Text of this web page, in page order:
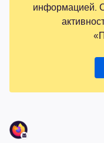
информацией.